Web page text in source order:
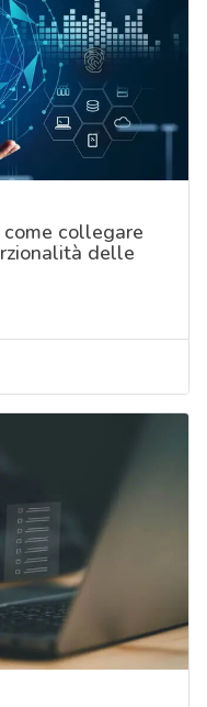
collegare
delle